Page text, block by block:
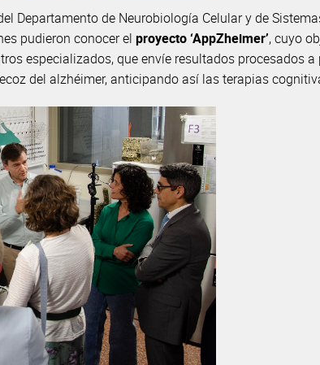
Departamento de Neurobiología Celular y de
pudieron conocer el proyecto ‘AppZheimer’, cuyo
especializados, que envíe resultados procesados
del alzhéimer, anticipando así las terapias